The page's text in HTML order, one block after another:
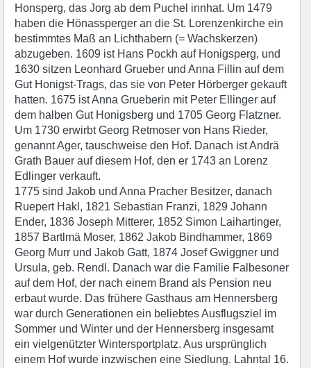
Honsperg, das Jorg ab dem Puchel innhat. Um 1479
haben die Hönassperger an die St. Lorenzenkirche ein
bestimmtes Maß an Lichthabern (= Wachskerzen)
abzugeben. 1609 ist Hans Pockh auf Honigsperg, und
1630 sitzen Leonhard Grueber und Anna Fillin auf dem
Gut Honigst-Trags, das sie von Peter Hörberger gekauft
hatten. 1675 ist Anna Grueberin mit Peter Ellinger auf
dem halben Gut Honigsberg und 1705 Georg Flatzner.
Um 1730 erwirbt Georg Retmoser von Hans Rieder,
genannt Ager, tauschweise den Hof. Danach ist Andrä
Grath Bauer auf diesem Hof, den er 1743 an Lorenz
Edlinger verkauft.
1775 sind Jakob und Anna Pracher Besitzer, danach
Ruepert Hakl, 1821 Sebastian Franzi, 1829 Johann
Ender, 1836 Joseph Mitterer, 1852 Simon Laihartinger,
1857 Bartlmä Moser, 1862 Jakob Bindhammer, 1869
Georg Murr und Jakob Gatt, 1874 Josef Gwiggner und
Ursula, geb. Rendl. Danach war die Familie Falbesoner
auf dem Hof, der nach einem Brand als Pension neu
erbaut wurde. Das frühere Gasthaus am Hennersberg
war durch Generationen ein beliebtes Ausflugsziel im
Sommer und Winter und der Hennersberg insgesamt
ein vielgenützter Wintersportplatz. Aus ursprünglich
einem Hof wurde inzwischen eine Siedlung. Lahntal 16.